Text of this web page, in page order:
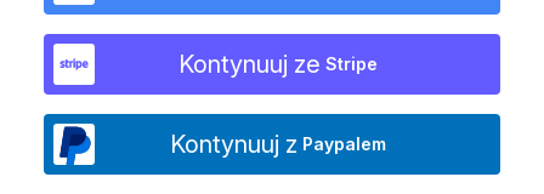
Kontynuuj ze Stripe
Kontynuuj z Paypalem